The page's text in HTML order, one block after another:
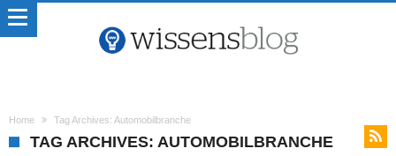
Home Tag Archives: Automobilbranche
TAG ARCHIVES: AUTOMOBILBRANCHE